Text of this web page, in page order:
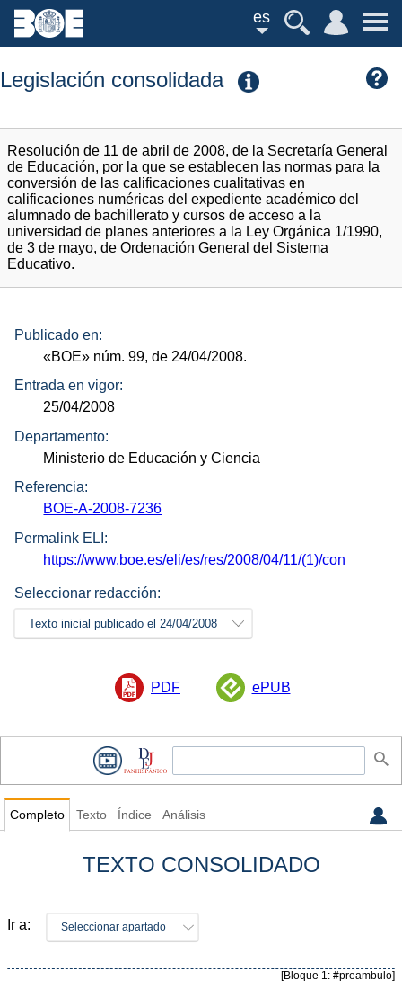
es
Legislación consolidada
Resolución de 11 de abril de 2008, de la Secretaría General
de Educación, por la que se establecen las normas para la
conversión de las calificaciones cualitativas en
calificaciones numéricas del expediente académico del
alumnado de bachillerato y cursos de acceso a la
universidad de planes anteriores a la Ley Orgánica 1/1990,
de 3 de mayo, de Ordenación General del Sistema
Educativo.
Publicado en:
«BOE» núm. 99, de 24/04/2008.
Entrada en vigor:
25/04/2008
Departamento:
Ministerio de Educación y Ciencia
Referencia:
BOE-A-2008-7236
Permalink ELI:
https://www.boe.es/eli/es/res/2008/04/11/(1)/con
Seleccionar redacción:
Texto inicial publicado el 24/04/2008
PDF ePUB
Completo Texto Índice Análisis
TEXTO CONSOLIDADO
Ir a: Seleccionar apartado
[Bloque 1: #preambulo]